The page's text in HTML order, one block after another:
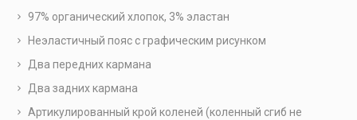
97% органический хлопок, 3% эластан
Неэластичный пояс с графическим рисунком
Два передних кармана
Два задних кармана
Артикулированный крой коленей (коленный сгиб не